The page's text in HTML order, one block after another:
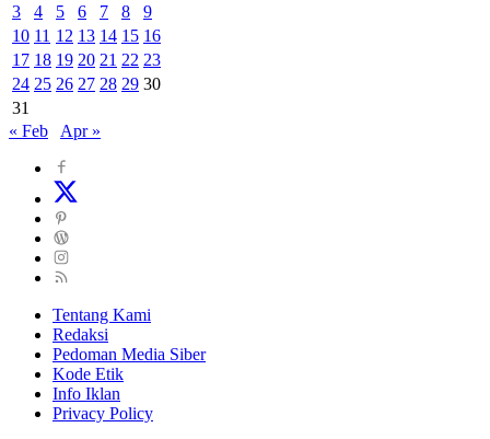
3
4 5 6 7 8
9
10 11 12 13 14 15 16
17 18 19 20 21 22 23
24 25 26 27 28 29 30
31
« Feb
Apr »
Tentang Kami
Redaksi
Pedoman Media Siber
Kode Etik
Info Iklan
Privacy Policy